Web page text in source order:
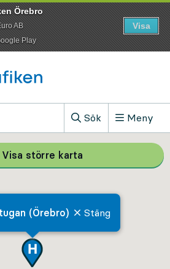
Sök
, Visa sökfältet
Meny
(Örebro) Stäng
Visa större karta Visa större
Örebro
AB
Play
Visa